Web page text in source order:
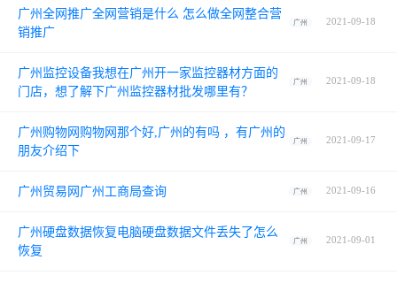
广州全网推广全网营销是什么 怎么做全网整合营
销推广
广州 2021-09-18
广州监控设备我想在广州开一家监控器材方面的
门店，想了解下广州监控器材批发哪里有？
广州 2021-09-18
广州购物网购物网那个好,广州的有吗 ，有广州的
朋友介绍下
广州 2021-09-17
广州贸易网广州工商局查询 广州 2021-09-16
广州硬盘数据恢复电脑硬盘数据文件丢失了怎么
恢复
广州 2021-09-01